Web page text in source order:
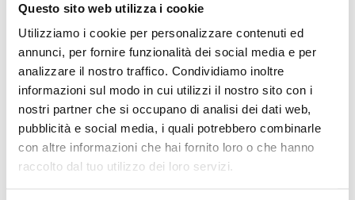
Questo sito web utilizza i cookie
Utilizziamo i cookie per personalizzare contenuti ed
annunci, per fornire funzionalità dei social media e per
analizzare il nostro traffico. Condividiamo inoltre
informazioni sul modo in cui utilizzi il nostro sito con i
nostri partner che si occupano di analisi dei dati web,
pubblicità e social media, i quali potrebbero combinarle
con altre informazioni che hai fornito loro o che hanno
raccolto dal tuo utilizzo dei loro servizi.
Prodotti correlati